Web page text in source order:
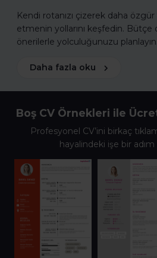
Kendi rotanızı çizerek daha
etmenin yollarını keşfedin. Bütçe
önerilerle yolculuğunuzu planlayın.
Daha fazla oku
Boş CV Örnekleri ile
Profesyonel CV’ini birkaç
hayalindeki işe bir adım